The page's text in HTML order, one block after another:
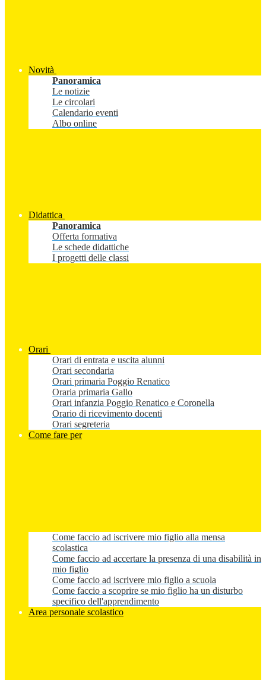
Novità
Panoramica
Le notizie
Le circolari
Calendario eventi
Albo online
Didattica
Panoramica
Offerta formativa
Le schede didattiche
I progetti delle classi
Orari
Orari di entrata e uscita alunni
Orari secondaria
Orari primaria Poggio Renatico
Oraria primaria Gallo
Orari infanzia Poggio Renatico e Coronella
Orario di ricevimento docenti
Orari segreteria
Come fare per
Come faccio ad iscrivere mio figlio alla mensa
scolastica
Come faccio ad accertare la presenza di una disabilità in
mio figlio
Come faccio ad iscrivere mio figlio a scuola
Come faccio a scoprire se mio figlio ha un disturbo
specifico dell'apprendimento
Area personale scolastico